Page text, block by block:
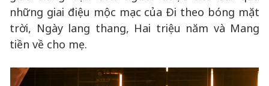
những giai điệu mộc mạc của Đi theo bóng mặt
trời, Ngày lang thang, Hai triệu năm và Mang
tiền về cho mẹ.